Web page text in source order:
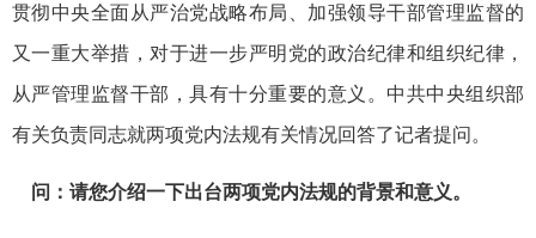
贯彻中央全面从严治党战略布局、加强领导干部管理监督的
又一重大举措，对于进一步严明党的政治纪律和组织纪律，
从严管理监督干部，具有十分重要的意义。中共中央组织部
有关负责同志就两项党内法规有关情况回答了记者提问。
问：请您介绍一下出台两项党内法规的背景和意义。